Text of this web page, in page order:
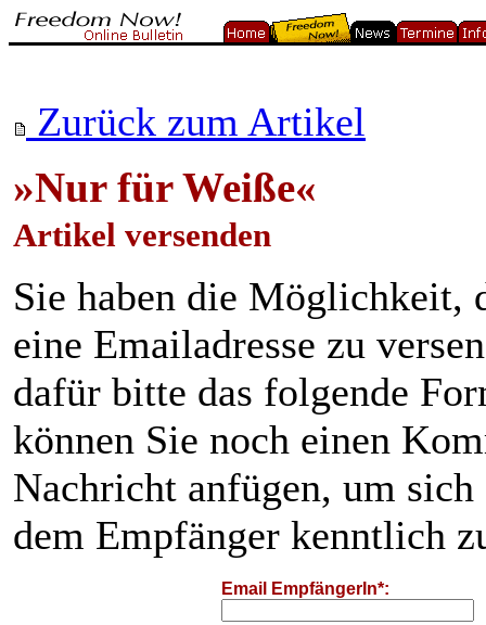
Zurück zum Artikel
»Nur für Weiße«
Artikel versenden
Sie haben die Möglichkeit,
eine Emailadresse zu
dafür bitte das folgende
können Sie noch einen
Nachricht anfügen, um
dem Empfänger kenntlich
Email EmpfängerIn*: